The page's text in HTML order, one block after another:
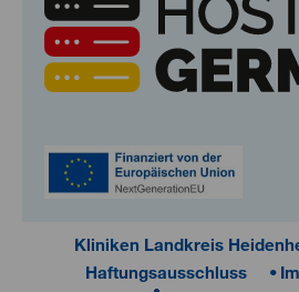
Kliniken Landkreis
Haftungsausschluss